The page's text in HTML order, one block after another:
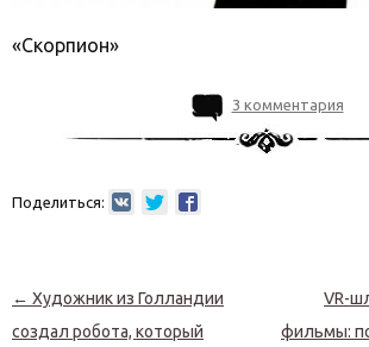
«Скорпион»
3 комментария
Поделиться:
Навигация по записям
← Художник из Голландии
создал робота, который
VR-
фильмы: